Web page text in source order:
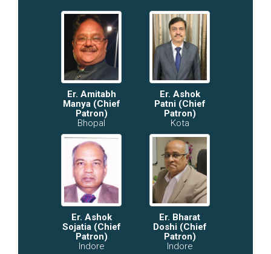
Er. Amitabh
Manya (Chief
Patron)
Bhopal
Er. Ashok
Patni (Chief
Patron)
Kota
Er. Ashok
Sojatia (Chief
Patron)
Indore
Er. Bharat
Doshi (Chief
Patron)
Indore